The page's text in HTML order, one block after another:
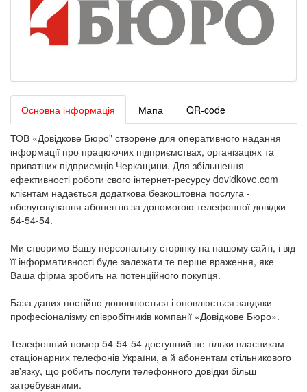
Основна інформація Мапа QR-code
ТОВ «Довідкове Бюро" створене для оперативного надання
інформації про працюючих підприємствах, організаціях та
приватних підприємців Черкащини. Для збільшення
ефективності роботи свого інтернет-ресурсу dovidkove.com
клієнтам надається додаткова безкоштовна послуга -
обслуговування абонентів за допомогою телефонної довідки
54-54-54.
Ми створимо Вашу персональну сторінку на нашому сайті, і від
її інформативності буде залежати те перше враження, яке
Ваша фірма зробить на потенційного покупця.
База даних постійно доповнюється і оновлюється завдяки
професіоналізму співробітників компанії «Довідкове Бюро».
Телефонний номер 54-54-54 доступний не тільки власникам
стаціонарних телефонів України, а й абонентам стільникового
зв'язку, що робить послуги телефонного довідки більш
затребуваними.